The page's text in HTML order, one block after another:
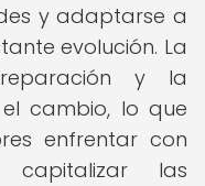
y adaptarse a
evolución. La
y la
cambio, lo que
enfrentar con
las